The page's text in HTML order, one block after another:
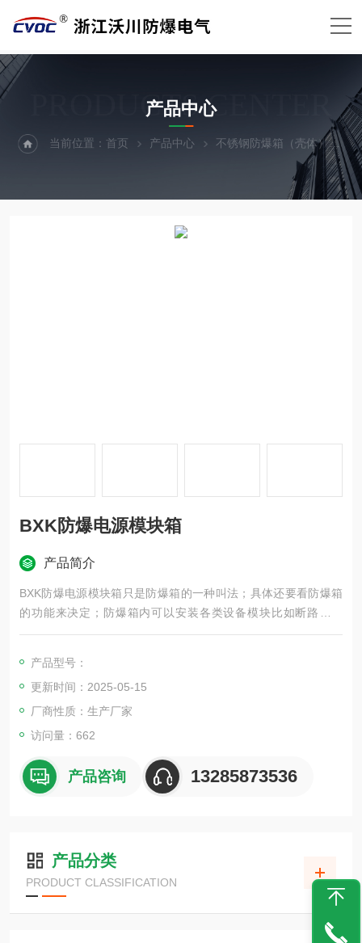
PRODUCTS CENTER
产品中心
当前位置：首页 产品中心 不锈钢防爆箱（壳体）
BXK防爆电源模块箱
产品简介
BXK防爆电源模块箱只是防爆箱的一种叫法；具体还要看防爆箱
的功能来决定；防爆箱内可以安装各类设备模块比如断路器模
块；火灾监控模块；开关电源模块；应急装置模块等各类模块，
爆壳体进行拼装而成。
产品型号：
更新时间：2025-05-15
厂商性质：生产厂家
访问量：662
产品咨询 13285873536
产品分类
PRODUCT CLASSIFICATION